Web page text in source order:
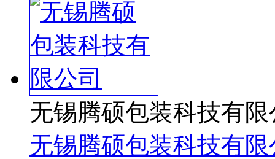
无锡腾硕包装科技有限
无锡腾硕包装科技有限